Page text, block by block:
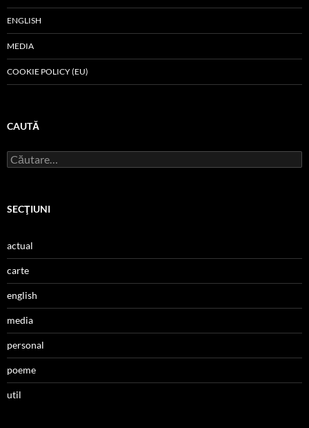
ENGLISH
MEDIA
COOKIE POLICY (EU)
CAUTĂ
Caută
după:
SECŢIUNI
actual
carte
english
media
personal
poeme
util